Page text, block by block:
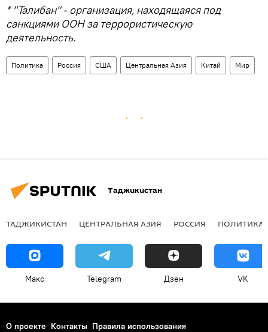
* "Талибан" - организация, находящаяся под
санкциями ООН за террористическую
деятельность.
Политика Россия США Центральная Азия Китай Мир
Таджикистан
ТАДЖИКИСТАН ЦЕНТРАЛЬНАЯ АЗИЯ РОССИЯ ПОЛИТИКА
Макс Telegram Дзен VK
О проекте Контакты Правила использования